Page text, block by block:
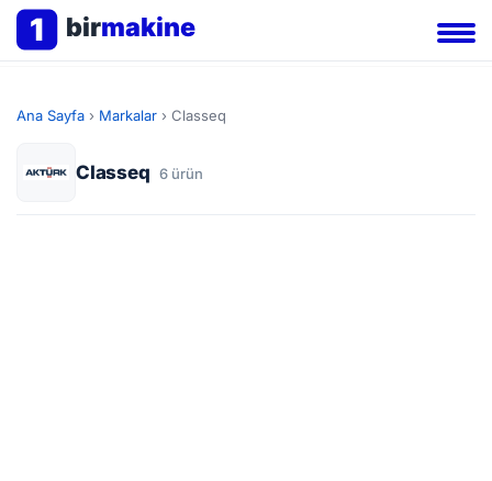
1 birmakine
Ana Sayfa › Markalar › Classeq
Classeq 6 ürün